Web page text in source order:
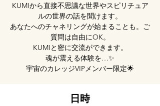
KUMIから直接不思議な世界やスピリチュア
ルの世界の話を聞けます。
あなたへのチャネリングが始まることも。ご
質問は自由にOK。
KUMIと密に交流ができます。
魂が震える体験を…✨
宇宙のカレッジVIPメンバー限定🌟
日時